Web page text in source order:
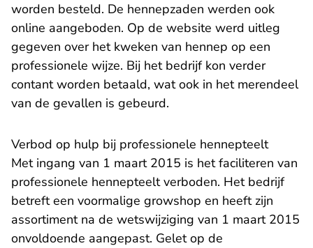
worden besteld. De hennepzaden werden ook
online aangeboden. Op de website werd uitleg
gegeven over het kweken van hennep op een
professionele wijze. Bij het bedrijf kon verder
contant worden betaald, wat ook in het merendeel
van de gevallen is gebeurd.
Verbod op hulp bij professionele hennepteelt
Met ingang van 1 maart 2015 is het faciliteren van
professionele hennepteelt verboden. Het bedrijf
betreft een voormalige growshop en heeft zijn
assortiment na de wetswijziging van 1 maart 2015
onvoldoende aangepast. Gelet op de